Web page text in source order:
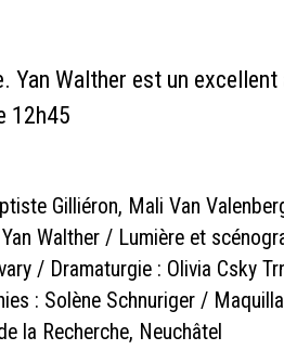
Yan Walther est un
12h45
Gilliéron, Mali Van
Walther / Lumière et
/ Dramaturgie : Olivia Csky
: Solène Schnuriger /
la Recherche, Neuchâtel